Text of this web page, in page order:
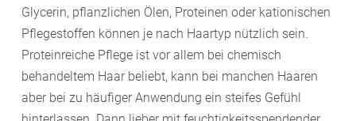
Glycerin, pflanzlichen Ölen, Proteinen oder kationischen
Pflegestoffen können je nach Haartyp nützlich sein.
Proteinreiche Pflege ist vor allem bei chemisch
behandeltem Haar beliebt, kann bei manchen Haaren
aber bei zu häufiger Anwendung ein steifes Gefühl